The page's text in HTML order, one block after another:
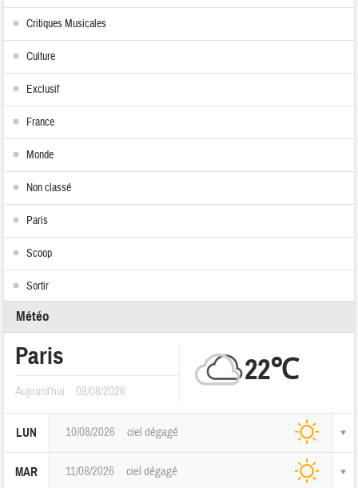
Critiques Musicales
Culture
Exclusif
France
Monde
Non classé
Paris
Scoop
Sortir
Météo
Paris
Aujourd'hui 09/08/2026
22℃
LUN 10/08/2026 ciel dégagé
MAR 11/08/2026 ciel dégagé